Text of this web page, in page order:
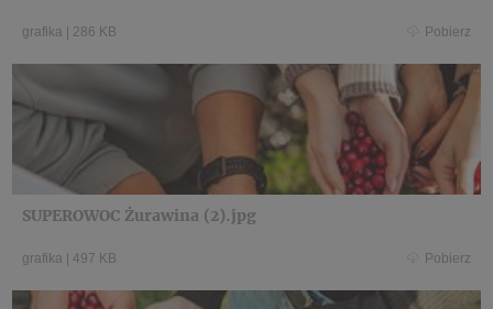
grafika 286 KB Pobierz
SUPEROWOC Żurawina (2).jpg
grafika 497 KB Pobierz